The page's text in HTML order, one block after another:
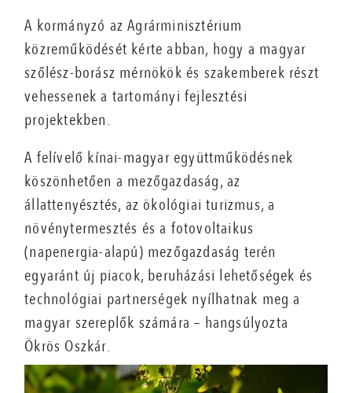
A kormányzó az Agrárminisztérium
közreműködését kérte abban, hogy a magyar
szőlész-borász mérnökök és szakemberek részt
vehessenek a tartományi fejlesztési
projektekben.
A felívelő kínai-magyar együttműködésnek
köszönhetően a mezőgazdaság, az
állattenyésztés, az ökológiai turizmus, a
növénytermesztés és a fotovoltaikus
(napenergia-alapú) mezőgazdaság terén
egyaránt új piacok, beruházási lehetőségek és
technológiai partnerségek nyílhatnak meg a
magyar szereplők számára – hangsúlyozta
Ökrös Oszkár.